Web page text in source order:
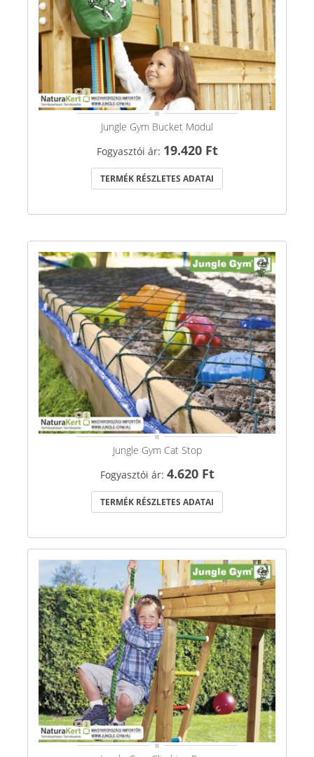
Jungle Gym Bucket Modul
Fogyasztói ár: 19.420 Ft
TERMÉK RÉSZLETES ADATAI
Jungle Gym Cat Stop
Fogyasztói ár: 4.620 Ft
TERMÉK RÉSZLETES ADATAI